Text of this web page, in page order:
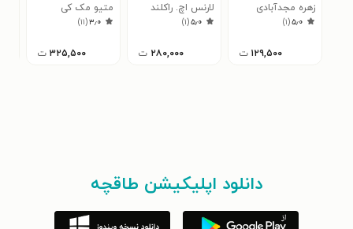
نسخه هفتم شیوه
نامه APA
زهره مجدآبادی
فراهانی
۵٫۰(۱)
۱۲۹,۵۰۰ ت
لارنس اچ. راکلند
۵٫۰(۱)
۲۸۰,۰۰۰ ت
برای مشکلات بین‌
فردی
متیو مک کی
۳٫۰(۱۱)
۳۲۵,۵۰۰ ت
دانلود اپلیکیشن طاقچه